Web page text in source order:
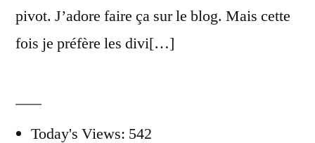
pivot. J’adore faire ça sur le blog. Mais cette
fois je préfère les divi[…]
Today's Views: 542